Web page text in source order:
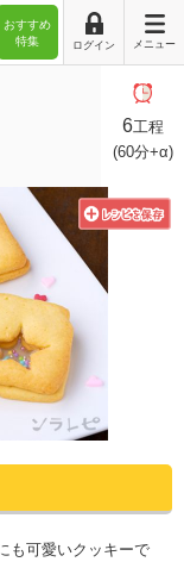
おすすめ
特集
ログイン メニュー
6工程
(60分+α)
も可愛いクッキーで